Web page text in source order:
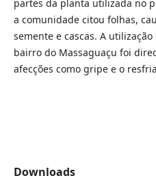
partes da planta utilizada no
a comunidade citou folhas,
semente e cascas. A
bairro do Massaguaçu foi
afecções como gripe e o
Downloads